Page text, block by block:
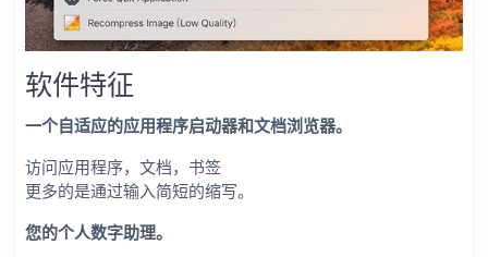
软件特征
一个自适应的应用程序启动器和文档浏览器。
访问应用程序，文档，书签
更多的是通过输入简短的缩写。
您的个人数字助理。